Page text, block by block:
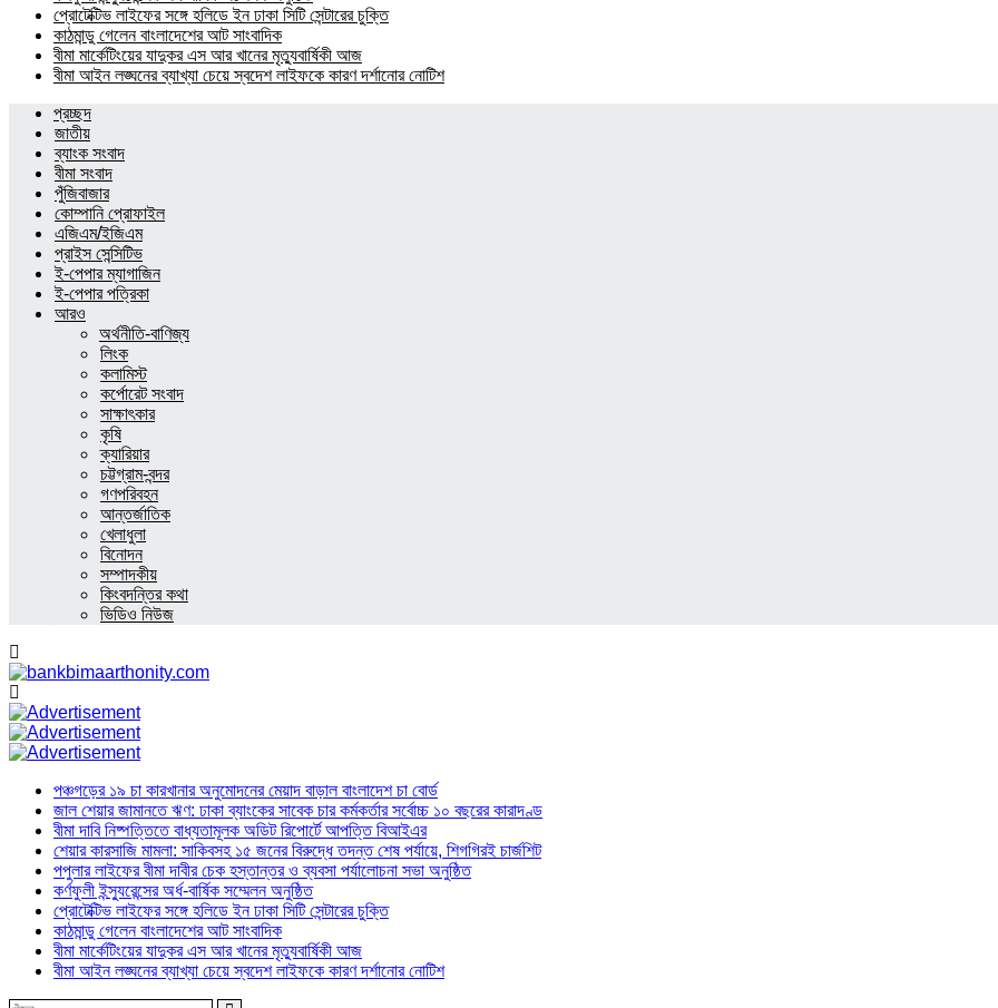
প্রোটেক্টিভ লাইফের সঙ্গে হলিডে ইন ঢাকা সিটি সেন্টারের চুক্তি
কাঠমান্ডু গেলেন বাংলাদেশের আট সাংবাদিক
বীমা মার্কেটিংয়ের যাদুকর এস আর খানের মৃত্যুবার্ষিকী আজ
বীমা আইন লঙ্ঘনের ব্যাখ্যা চেয়ে স্বদেশ লাইফকে কারণ দর্শানোর নোটিশ
প্রচ্ছদ
জাতীয়
ব্যাংক সংবাদ
বীমা সংবাদ
পুঁজিবাজার
কোম্পানি প্রোফাইল
এজিএম/ইজিএম
প্রাইস সেন্সিটিভ
ই-পেপার ম্যাগাজিন
ই-পেপার পত্রিকা
আরও
অর্থনীতি-বাণিজ্য
লিংক
কলামিস্ট
কর্পোরেট সংবাদ
সাক্ষাৎকার
কৃষি
ক্যারিয়ার
চট্টগ্রাম-বন্দর
গণপরিবহন
আন্তর্জাতিক
খেলাধুলা
বিনোদন
সম্পাদকীয়
কিংবদন্তির কথা
ভিডিও নিউজ
পঞ্চগড়ের ১৯ চা কারখানার অনুমোদনের মেয়াদ বাড়াল বাংলাদেশ চা বোর্ড
জাল শেয়ার জামানতে ঋণ: ঢাকা ব্যাংকের সাবেক চার কর্মকর্তার সর্বোচ্চ ১০ বছরের কারাদণ্ড
বীমা দাবি নিষ্পত্তিতে বাধ্যতামূলক অডিট রিপোর্টে আপত্তি বিআইএর
শেয়ার কারসাজি মামলা: সাকিবসহ ১৫ জনের বিরুদ্ধে তদন্ত শেষ পর্যায়ে, শিগগিরই চার্জশিট
পপুলার লাইফের বীমা দাবীর চেক হস্তান্তর ও ব্যবসা পর্যালোচনা সভা অনুষ্ঠিত
কর্ণফুলী ইন্স্যুরেন্সের অর্ধ-বার্ষিক সম্মেলন অনুষ্ঠিত
প্রোটেক্টিভ লাইফের সঙ্গে হলিডে ইন ঢাকা সিটি সেন্টারের চুক্তি
কাঠমান্ডু গেলেন বাংলাদেশের আট সাংবাদিক
বীমা মার্কেটিংয়ের যাদুকর এস আর খানের মৃত্যুবার্ষিকী আজ
বীমা আইন লঙ্ঘনের ব্যাখ্যা চেয়ে স্বদেশ লাইফকে কারণ দর্শানোর নোটিশ